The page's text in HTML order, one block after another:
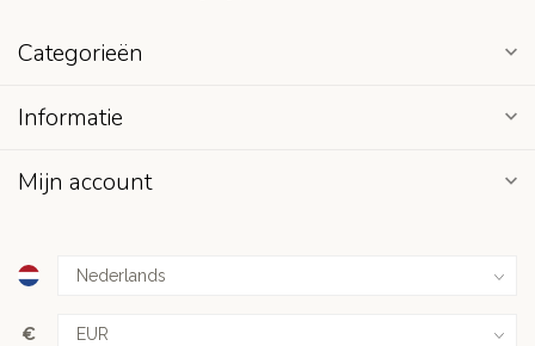
Categorieën
Informatie
Mijn account
€